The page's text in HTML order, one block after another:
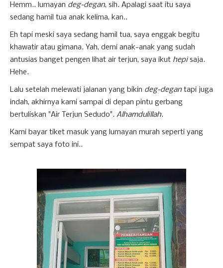
Hemm.. lumayan deg-degan, sih. Apalagi saat itu saya
sedang hamil tua anak kelima, kan..
Eh tapi meski saya sedang hamil tua, saya enggak begitu
khawatir atau gimana. Yah, demi anak-anak yang sudah
antusias banget pengen lihat air terjun, saya ikut hepisaja.
Hehe.
Lalu setelah melewati jalanan yang bikin deg-degan tapi juga
indah, akhirnya kami sampai di depan pintu gerbang
bertuliskan "Air Terjun Sedudo". Alhamdulillah.
Kami bayar tiket masuk yang lumayan murah seperti yang
sempat saya foto ini..